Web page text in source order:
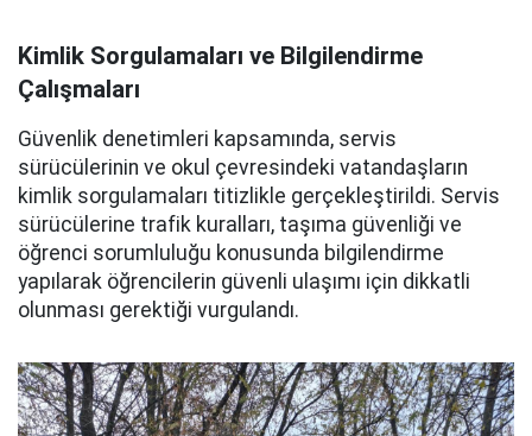
Kimlik Sorgulamaları ve Bilgilendirme
Çalışmaları
Güvenlik denetimleri kapsamında, servis
sürücülerinin ve okul çevresindeki vatandaşların
kimlik sorgulamaları titizlikle gerçekleştirildi. Servis
sürücülerine trafik kuralları, taşıma güvenliği ve
öğrenci sorumluluğu konusunda bilgilendirme
yapılarak öğrencilerin güvenli ulaşımı için dikkatli
olunması gerektiği vurgulandı.